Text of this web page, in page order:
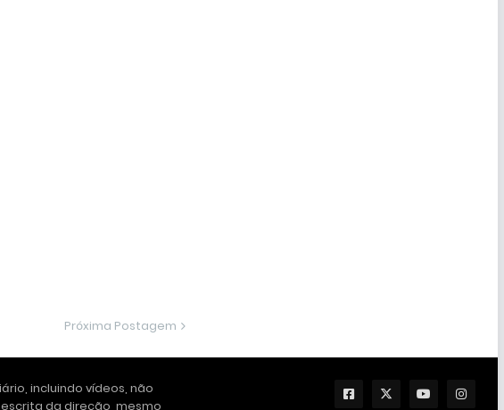
Próxima Postagem
incluindo vídeos, não
da direção, mesmo